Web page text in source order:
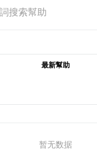
搜索幫助
最新幫助
暂无数据